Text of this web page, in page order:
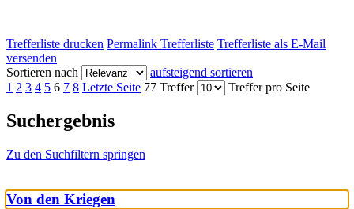
Trefferliste drucken Permalink Trefferliste Trefferliste als E-Mail
versenden
Sortieren nach
aufsteigend sortieren
1 2 3 4 5 6 7 8 Letzte Seite 77 Treffer Treffer pro Seite
Suchergebnis
Zu den Suchfiltern springen
Von den Kriegen